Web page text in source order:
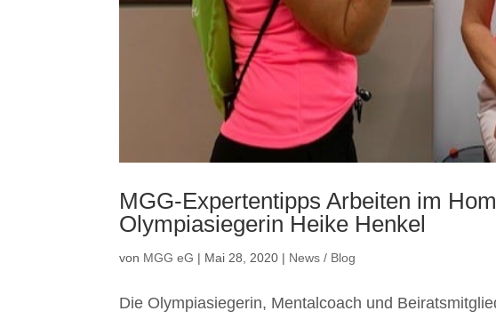
MGG-Expertentipps Arbeiten im
Olympiasiegerin Heike Henkel
von MGG eG | Mai 28, 2020 | News / Blog
Die Olympiasiegerin, Mentalcoach und